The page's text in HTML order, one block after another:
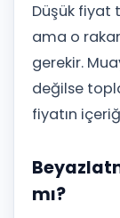
Düşük fiyat
ama o
gerekir.
değilse
fiyatın
mı?